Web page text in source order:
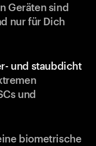
Geräten sind
nur für Dich
und staubdicht
und
biometrische